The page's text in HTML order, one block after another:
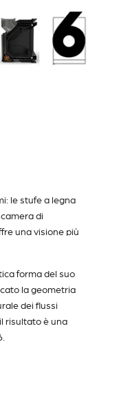
le stufe a legna
di
una visione più
forma del suo
la geometria
dei flussi
risultato è una